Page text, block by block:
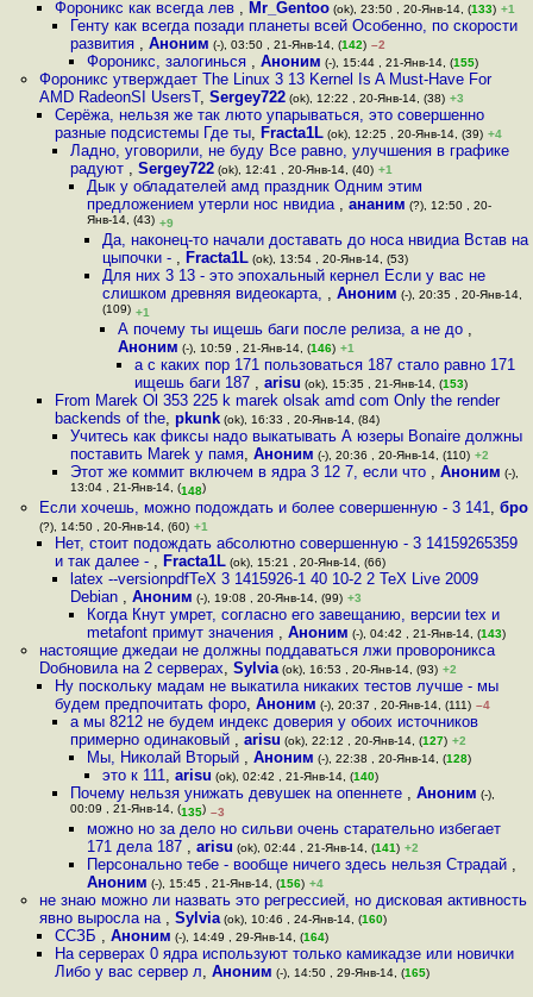
Фороникс как всегда лев , Mr_Gentoo(ok), 23:50 , 20-Янв-14, (133) +1
Генту как всегда позади планеты всей Особенно, по скорости
развития ,Аноним (-), 03:50 , 21-Янв-14, (142) –2
Фороникс, залогинься , Аноним (-), 15:44 , 21-Янв-14, (155)
Фороникс утверждает The Linux 3 13 Kernel Is A Must-Have For
AMD RadeonSI UsersТ, Sergey722(ok), 12:22 , 20-Янв-14, (38) +3
Серёжа, нельзя же так люто упарываться, это совершенно
разные подсистемы Где ты, Fracta1L(ok), 12:25 , 20-Янв-14, (39) +4
Ладно, уговорили, не буду Все равно, улучшения в графике
радуют ,Sergey722 (ok), 12:41 , 20-Янв-14, (40) +1
Дык у обладателей амд праздник Одним этим
предложением утерли нос нвидиа , ананим (?), 12:50 , 20-
Янв-14, (43) +9
Да, наконец-то начали доставать до носа нвидиа Встав на
цыпочки - , Fracta1L(ok), 13:54 , 20-Янв-14, (53)
Для них 3 13 - это эпохальный кернел Если у вас не
слишком древняя видеокарта, , Аноним (-), 20:35 , 20-Янв-14,
(109) +1
А почему ты ищешь баги после релиза, а не до ,
Аноним (-), 10:59 , 21-Янв-14, (146) +1
а с каких пор 171 пользоваться 187 стало равно 171
ищешь баги 187 , arisu (ok), 15:35 , 21-Янв-14, (153)
From Marek Ol 353 225 k marek olsak amd com Only the render
backends of the, pkunk(ok), 16:33 , 20-Янв-14, (84)
Учитесь как фиксы надо выкатывать А юзеры Bonaire должны
поставить Marek у памя,Аноним (-), 20:36 , 20-Янв-14, (110) +2
Этот же коммит включем в ядра 3 12 7, если что ,Аноним (-),
13:04 , 21-Янв-14, (148)
Если хочешь, можно подождать и более совершенную - 3 141, бро
(?), 14:50 , 20-Янв-14, (60) +1
Нет, стоит подождать абсолютно совершенную - 3 14159265359
и так далее - , Fracta1L(ok), 15:21 , 20-Янв-14, (66)
latex --versionpdfTeX 3 1415926-1 40 10-2 2 TeX Live 2009
Debian ,Аноним (-), 19:08 , 20-Янв-14, (99) +3
Когда Кнут умрет, согласно его завещанию, версии tex и
metafont примут значения , Аноним (-), 04:42 , 21-Янв-14, (143)
настоящие джедаи не должны поддаваться лжи провороникса
Dобновила на 2 серверах, Sylvia(ok), 16:53 , 20-Янв-14, (93) +2
Ну поскольку мадам не выкатила никаких тестов лучше - мы
будем предпочитать форо, Аноним (-), 20:37 , 20-Янв-14, (111) –4
а мы 8212 не будем индекс доверия у обоих источников
примерно одинаковый ,arisu (ok), 22:12 , 20-Янв-14, (127) +2
Мы, Николай Вторый , Аноним (-), 22:38 , 20-Янв-14, (128)
это к 111, arisu (ok), 02:42 , 21-Янв-14, (140)
Почему нельзя унижать девушек на опеннете ,Аноним (-),
00:09 , 21-Янв-14, (135) –3
можно но за дело но сильви очень старательно избегает
171 дела 187 , arisu (ok), 02:44 , 21-Янв-14, (141) +2
Персонально тебе - вообще ничего здесь нельзя Страдай ,
Аноним (-), 15:45 , 21-Янв-14, (156) +4
не знаю можно ли назвать это регрессией, но дисковая активность
явно выросла на , Sylvia(ok), 10:46 , 24-Янв-14, (160)
ССЗБ , Аноним (-), 14:49 , 29-Янв-14, (164)
На серверах 0 ядра используют только камикадзе или новички
Либо у вас сервер л, Аноним (-), 14:50 , 29-Янв-14, (165)